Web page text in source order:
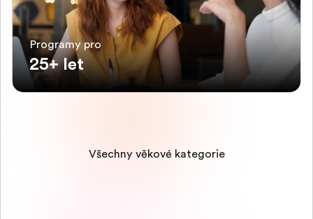
Programy pro
25+ let
Všechny věkové kategorie